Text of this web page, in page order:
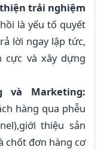
trải nghiệm
là yếu tố quyết
lời ngay lập tức,
cực và xây dựng
Marketing:
hàng qua phễu
thiệu sản
chốt đơn hàng cơ